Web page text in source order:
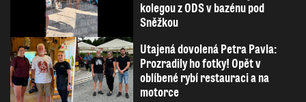
kolegou z ODS v bazénu pod
Sněžkou
Utajená dovolená Petra Pavla:
Prozradily ho fotky! Opět v
oblíbené rybí restauraci a na
motorce